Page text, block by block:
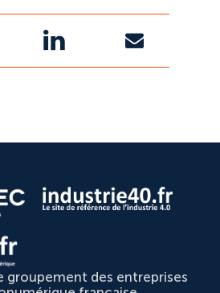
groupement des entreprises